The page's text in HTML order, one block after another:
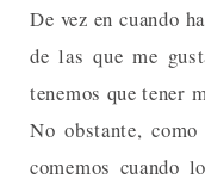
De vez en cuando
de las que me
tenemos que tener
No obstante,
comemos cuando